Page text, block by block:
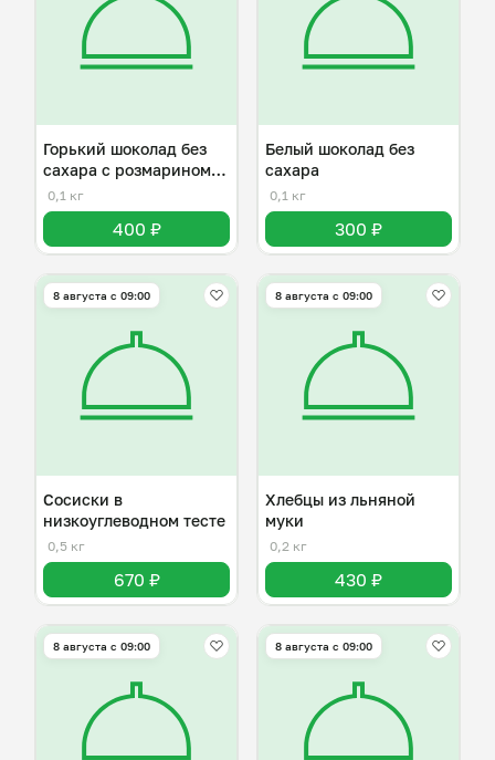
Горький шоколад без
сахара с розмарином и
клюквой
0,1 кг
400 ₽
Белый шоколад без
сахара
0,1 кг
300 ₽
8 августа с 09:00
Сосиски в
низкоуглеводном тесте
0,5 кг
670 ₽
8 августа с 09:00
Хлебцы из льняной
муки
0,2 кг
430 ₽
8 августа с 09:00 8 августа с 09:00